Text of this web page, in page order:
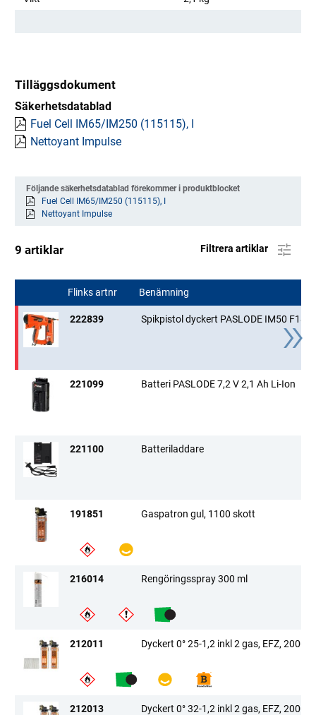
Tilläggsdokument
Säkerhetsdatablad
Fuel Cell IM65/IM250 (115115), I
Nettoyant Impulse
Följande säkerhetsdatablad förekommer i produktblocket
Fuel Cell IM65/IM250 (115115), I
Nettoyant Impulse
9 artiklar Filtrera artiklar
Flinks artnr Benämning
222839 Spikpistol dyckert PASLODE IM50 F18
221099 Batteri PASLODE 7,2 V 2,1 Ah Li-Ion
221100 Batteriladdare
191851 Gaspatron gul, 1100 skott
216014 Rengöringsspray 300 ml
212011 Dyckert 0° 25-1,2 inkl 2 gas, EFZ, 2000/
212013 Dyckert 0° 32-1,2 inkl 2 gas, EFZ, 2000/